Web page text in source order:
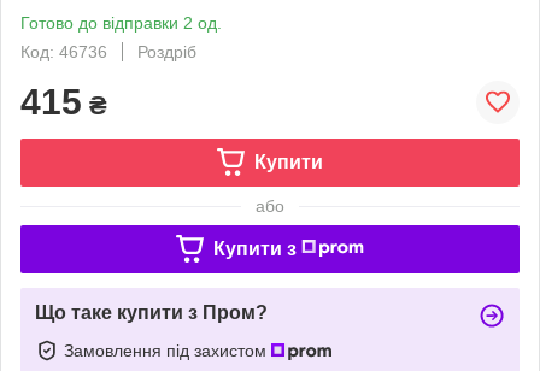
Готово до відправки 2 од.
Код: 46736
Роздріб
415 ₴
Купити
або
Купити з
Що таке купити з Пром?
Замовлення під захистом